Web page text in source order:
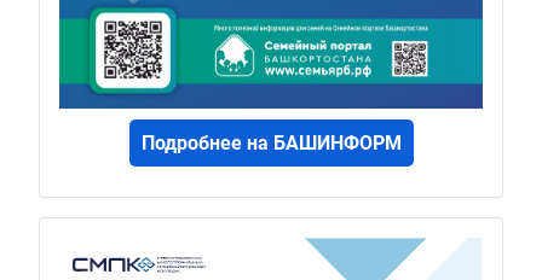
Подробнее на БАШИНФОРМ